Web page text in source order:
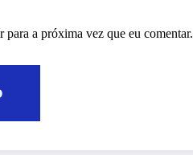
para a próxima vez que eu comentar.